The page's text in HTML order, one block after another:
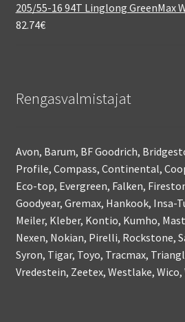
205/55-16 94T Linglong GreenMax
82.74€
Rengasvalmistajat
Avon, Barum, BF Goodrich,
Profile, Compass, Continental,
Eco-top, Evergreen, Falken,
Goodyear, Gremax, Hankook,
Meiler, Kleber, Kontio, Kumho,
Nexen, Nokian, Pirelli, Rockstone,
Syron, Tigar, Toyo, Tracmax,
Vredestein, Zeetex, Westlake,